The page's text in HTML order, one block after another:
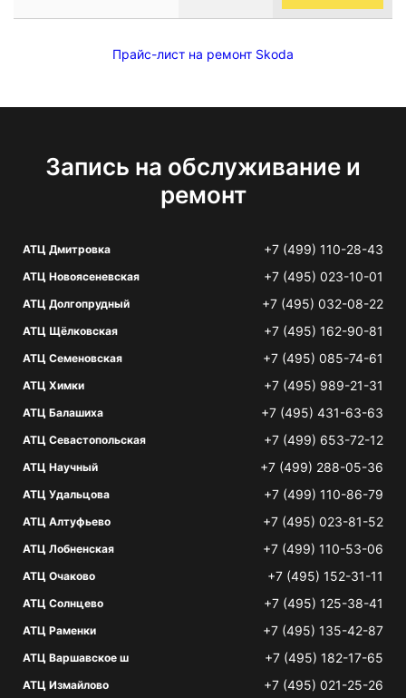
Прайс-лист на ремонт Skoda
Запись на обслуживание и
ремонт
АТЦ Дмитровка +7 (499) 110-28-43
АТЦ Новоясеневская +7 (495) 023-10-01
АТЦ Долгопрудный +7 (495) 032-08-22
АТЦ Щёлковская +7 (495) 162-90-81
АТЦ Семеновская +7 (495) 085-74-61
АТЦ Химки +7 (495) 989-21-31
АТЦ Балашиха +7 (495) 431-63-63
АТЦ Севастопольская +7 (499) 653-72-12
АТЦ Научный +7 (499) 288-05-36
АТЦ Удальцова +7 (499) 110-86-79
АТЦ Алтуфьево +7 (495) 023-81-52
АТЦ Лобненская +7 (499) 110-53-06
АТЦ Очаково +7 (495) 152-31-11
АТЦ Солнцево +7 (495) 125-38-41
АТЦ Раменки +7 (495) 135-42-87
АТЦ Варшавское ш +7 (495) 182-17-65
АТЦ Измайлово +7 (495) 021-25-26